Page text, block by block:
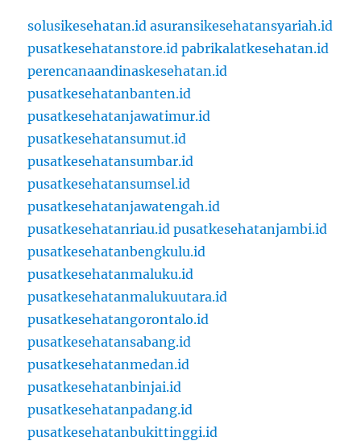
solusikesehatan.id asuransikesehatansyariah.id
pusatkesehatanstore.id pabrikalatkesehatan.id
perencanaandinaskesehatan.id
pusatkesehatanbanten.id
pusatkesehatanjawatimur.id
pusatkesehatansumut.id
pusatkesehatansumbar.id
pusatkesehatansumsel.id
pusatkesehatanjawatengah.id
pusatkesehatanriau.id pusatkesehatanjambi.id
pusatkesehatanbengkulu.id
pusatkesehatanmaluku.id
pusatkesehatanmalukuutara.id
pusatkesehatangorontalo.id
pusatkesehatansabang.id
pusatkesehatanmedan.id
pusatkesehatanbinjai.id
pusatkesehatanpadang.id
pusatkesehatanbukittinggi.id